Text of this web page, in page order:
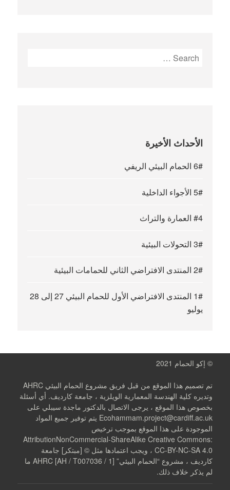
Search
الأحداث الأخيرة
6# الحمام البيئي الريفي
5# الأجواء الداخلية
#4 العمارة والتراث
3# التحولات البيئية
2# المنتدى الافتراضي الثاني للحمامات البيئية
1# المنتدى الافتراضي الأول للحمام البيئي 27 إلى 28
يوليو
© إكو الحمام 2021
تم تصميم هذا الموقع من قبل فريق مشروع الحمام البيئي AHRC
وتديره كلية الهندسة المعمارية الويلزية ، جامعة كارديف. أي أسئلة
بخصوص هذا الموقع ، يرجى الاتصال بالدكتور ماجدة سيبلي على
Ecohammam.project@cardiff.ac.uk يتم توفير جميع المواد
الموجودة على هذا الموقع بموجب ترخيص
AttributionNonCommercial-ShareAlike Creative Commons:
CC-BY-NC-SA 4.0 ، ويجب اعتمادها مثل © [مبتكر] جامعة
كارديف ، مشروع “الحمام البيئي” AHRC [AH / T007036 / 1] ما
لم يذكر خلاف ذلك.